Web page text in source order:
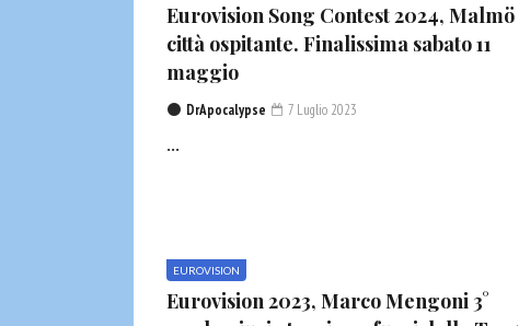
Eurovision Song Contest 2024, Malmö
città ospitante. Finalissima sabato 11
maggio
DrApocalypse 7 Luglio 2023
...
EUROVISION
Eurovision 2023, Marco Mengoni 3°